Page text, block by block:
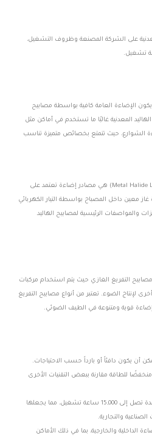
على الشركة المصنعة وظروف التشغيل،
الإضاءة العامة كافية بواسطة مصابيح
الهاليد المعدنية غالبًا ما تستخدم في أماكن مثل
الشوارع، حيث تتمتع بخصائص متميزة تناسب
مصابيح الهاليد المعدنية (Metal Halide Lamps – MHL) هي مصادر إضاءة تعتمد على
غاز معين داخل المصباح بواسطة التيار الكهربائي
والمواصفات الرئيسية لمصابيح الهاليد
التفريغ الغازي حيث يتم استخدام مركبات
لإنتاج الضوء. تعتبر من أنواع مصابيح التفريغ
إضاءة قوية ومتنوعة في الطيف الضوئي.
أن يكون دافئاً أو بارداً حسب الاحتياجات.
للطاقة مقارنة ببعض التقنيات الأخرى
يمكن أن تعمل لمدة تصل إلى 15,000 ساعة تشغيل، مما يجعلها
الصناعية والتجارية.
الداخلية والخارجية، بما في ذلك الأماكن